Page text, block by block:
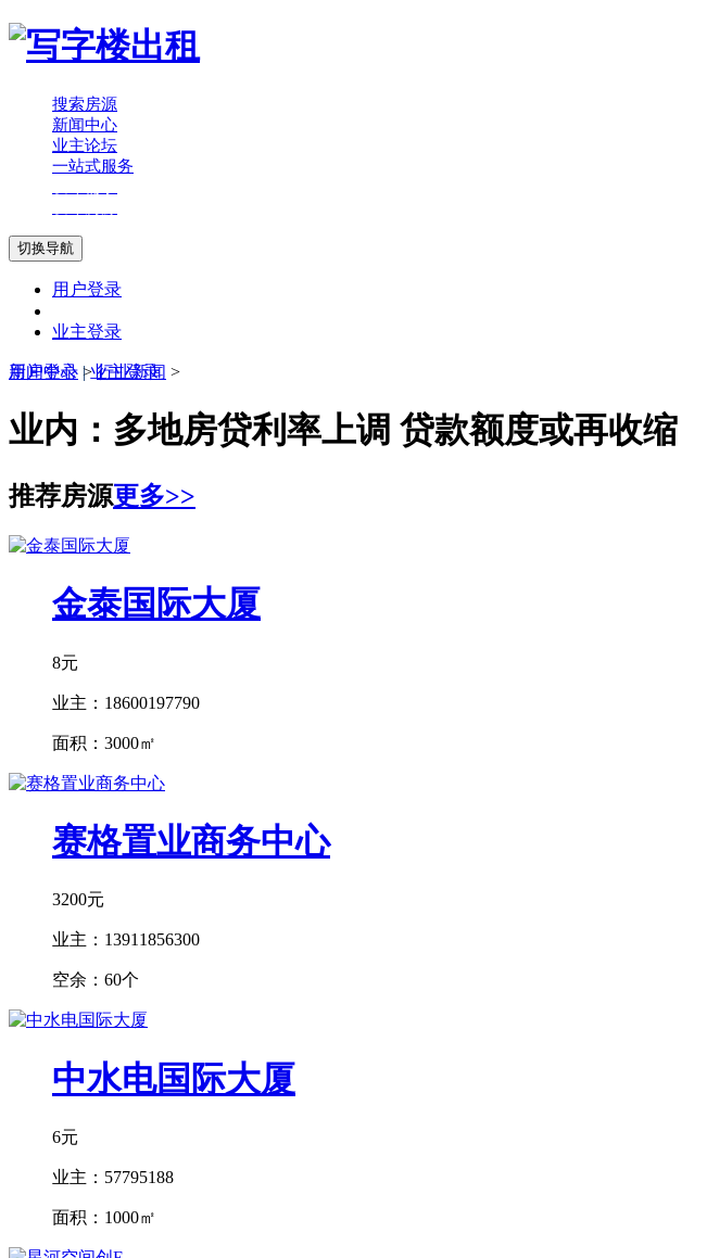
搜索房源
新闻中心
业主论坛
一站式服务
切换导航
用户登录
业主登录
用户登录 |业主登录
新闻中心 >行业新闻 >
业内：多地房贷利率上调 贷款额度或再收缩
推荐房源更多>>
金泰国际大厦
8元
业主： 18600197790
面积： 3000㎡
赛格置业商务中心
3200元
业主： 13911856300
空余： 60个
中水电国际大厦
6元
业主： 57795188
面积： 1000㎡